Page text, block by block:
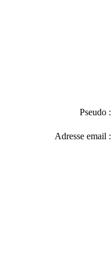
Pseudo :
Adresse email :